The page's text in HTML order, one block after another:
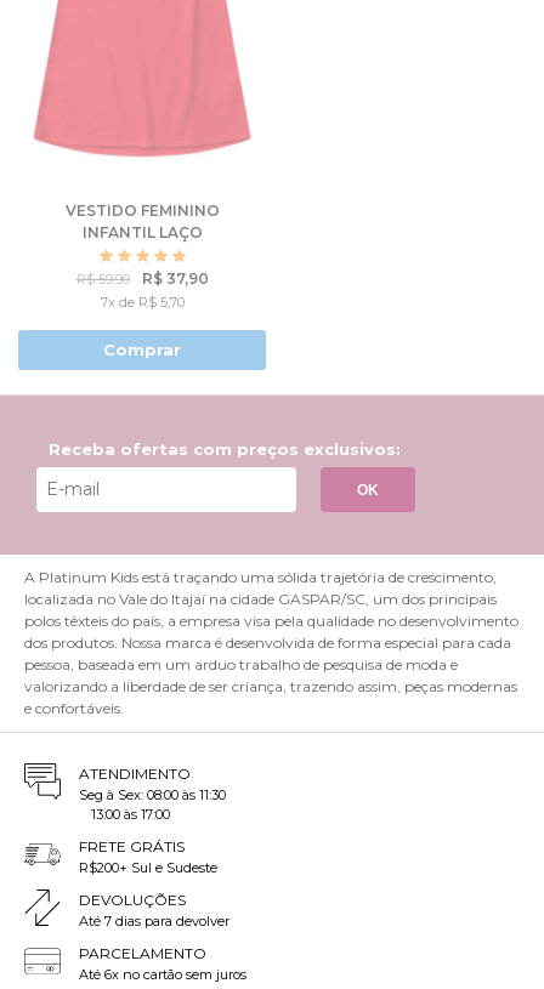
VESTIDO FEMININO
INFANTIL LAÇO
ANARRUGA
R$ 59,90 R$ 37,90
7x de R$ 5,70
Comprar
Receba ofertas com preços exclusivos:
OK
A Platinum Kids está traçando uma sólida trajetória de crescimento,
localizada no Vale do Itajaí na cidade GASPAR/SC, um dos principais
polos têxteis do país, a empresa visa pela qualidade no desenvolvimento
dos produtos. Nossa marca é desenvolvida de forma especial para cada
pessoa, baseada em um arduo trabalho de pesquisa de moda e
valorizando a liberdade de ser criança, trazendo assim, peças modernas
e confortáveis.
ATENDIMENTO
Seg à Sex: 08:00 às 11:30
13:00 às 17:00
FRETE GRÁTIS
R$200+ Sul e Sudeste
DEVOLUÇÕES
Até 7 dias para devolver
PARCELAMENTO
Até 6x no cartão sem juros